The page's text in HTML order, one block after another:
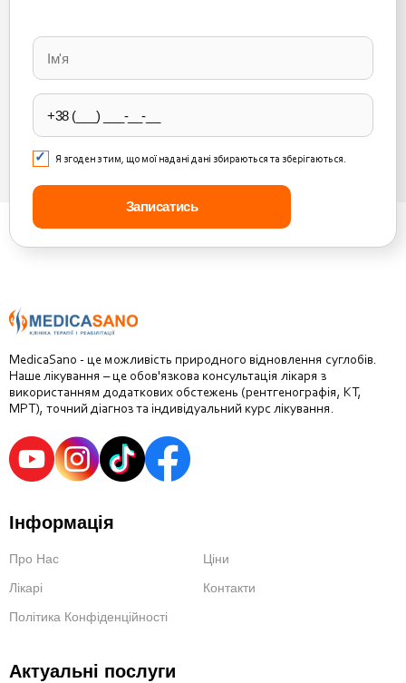
leave
this
field
empty.
Я згоден з тим, що мої надані дані збираються та зберігаються.
MedicaSano - це можливість природного відновлення суглобів.
Наше лікування – це обов'язкова консультація лікаря з
використанням додаткових обстежень (рентгенографія, КТ,
МРТ), точний діагноз та індивідуальний курс лікування.
Інформація
Про Нас
Ціни
Лікарі
Контакти
Політика Конфіденційності
Актуальні послуги